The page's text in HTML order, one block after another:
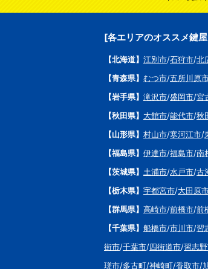
[各エリアのオススメ鍵
【北海道】 江別市/石狩市/北
【青森県】 むつ市/五所川原
【岩手県】 滝沢市/盛岡市/宮
【秋田県】 大館市/能代市/秋
【山形県】 村山市/寒河江市/
【福島県】 伊達市/福島市/南
【茨城県】 土浦市/水戸市/古
【栃木県】 宇都宮市/大田原
【群馬県】 高崎市/前橋市/前
【千葉県】 船橋市/市川市/習
街市/千葉市/四街道市/習志
瑳市/多古町/神崎町/香取市/